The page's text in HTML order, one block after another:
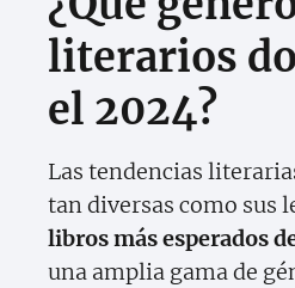
literarios
el 2024?
Las tendencias
tan diversas como sus
libros más esperados
una amplia gama de